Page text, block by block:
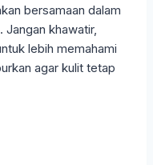
bersamaan dalam
Jangan khawatir,
lebih memahami
agar kulit tetap